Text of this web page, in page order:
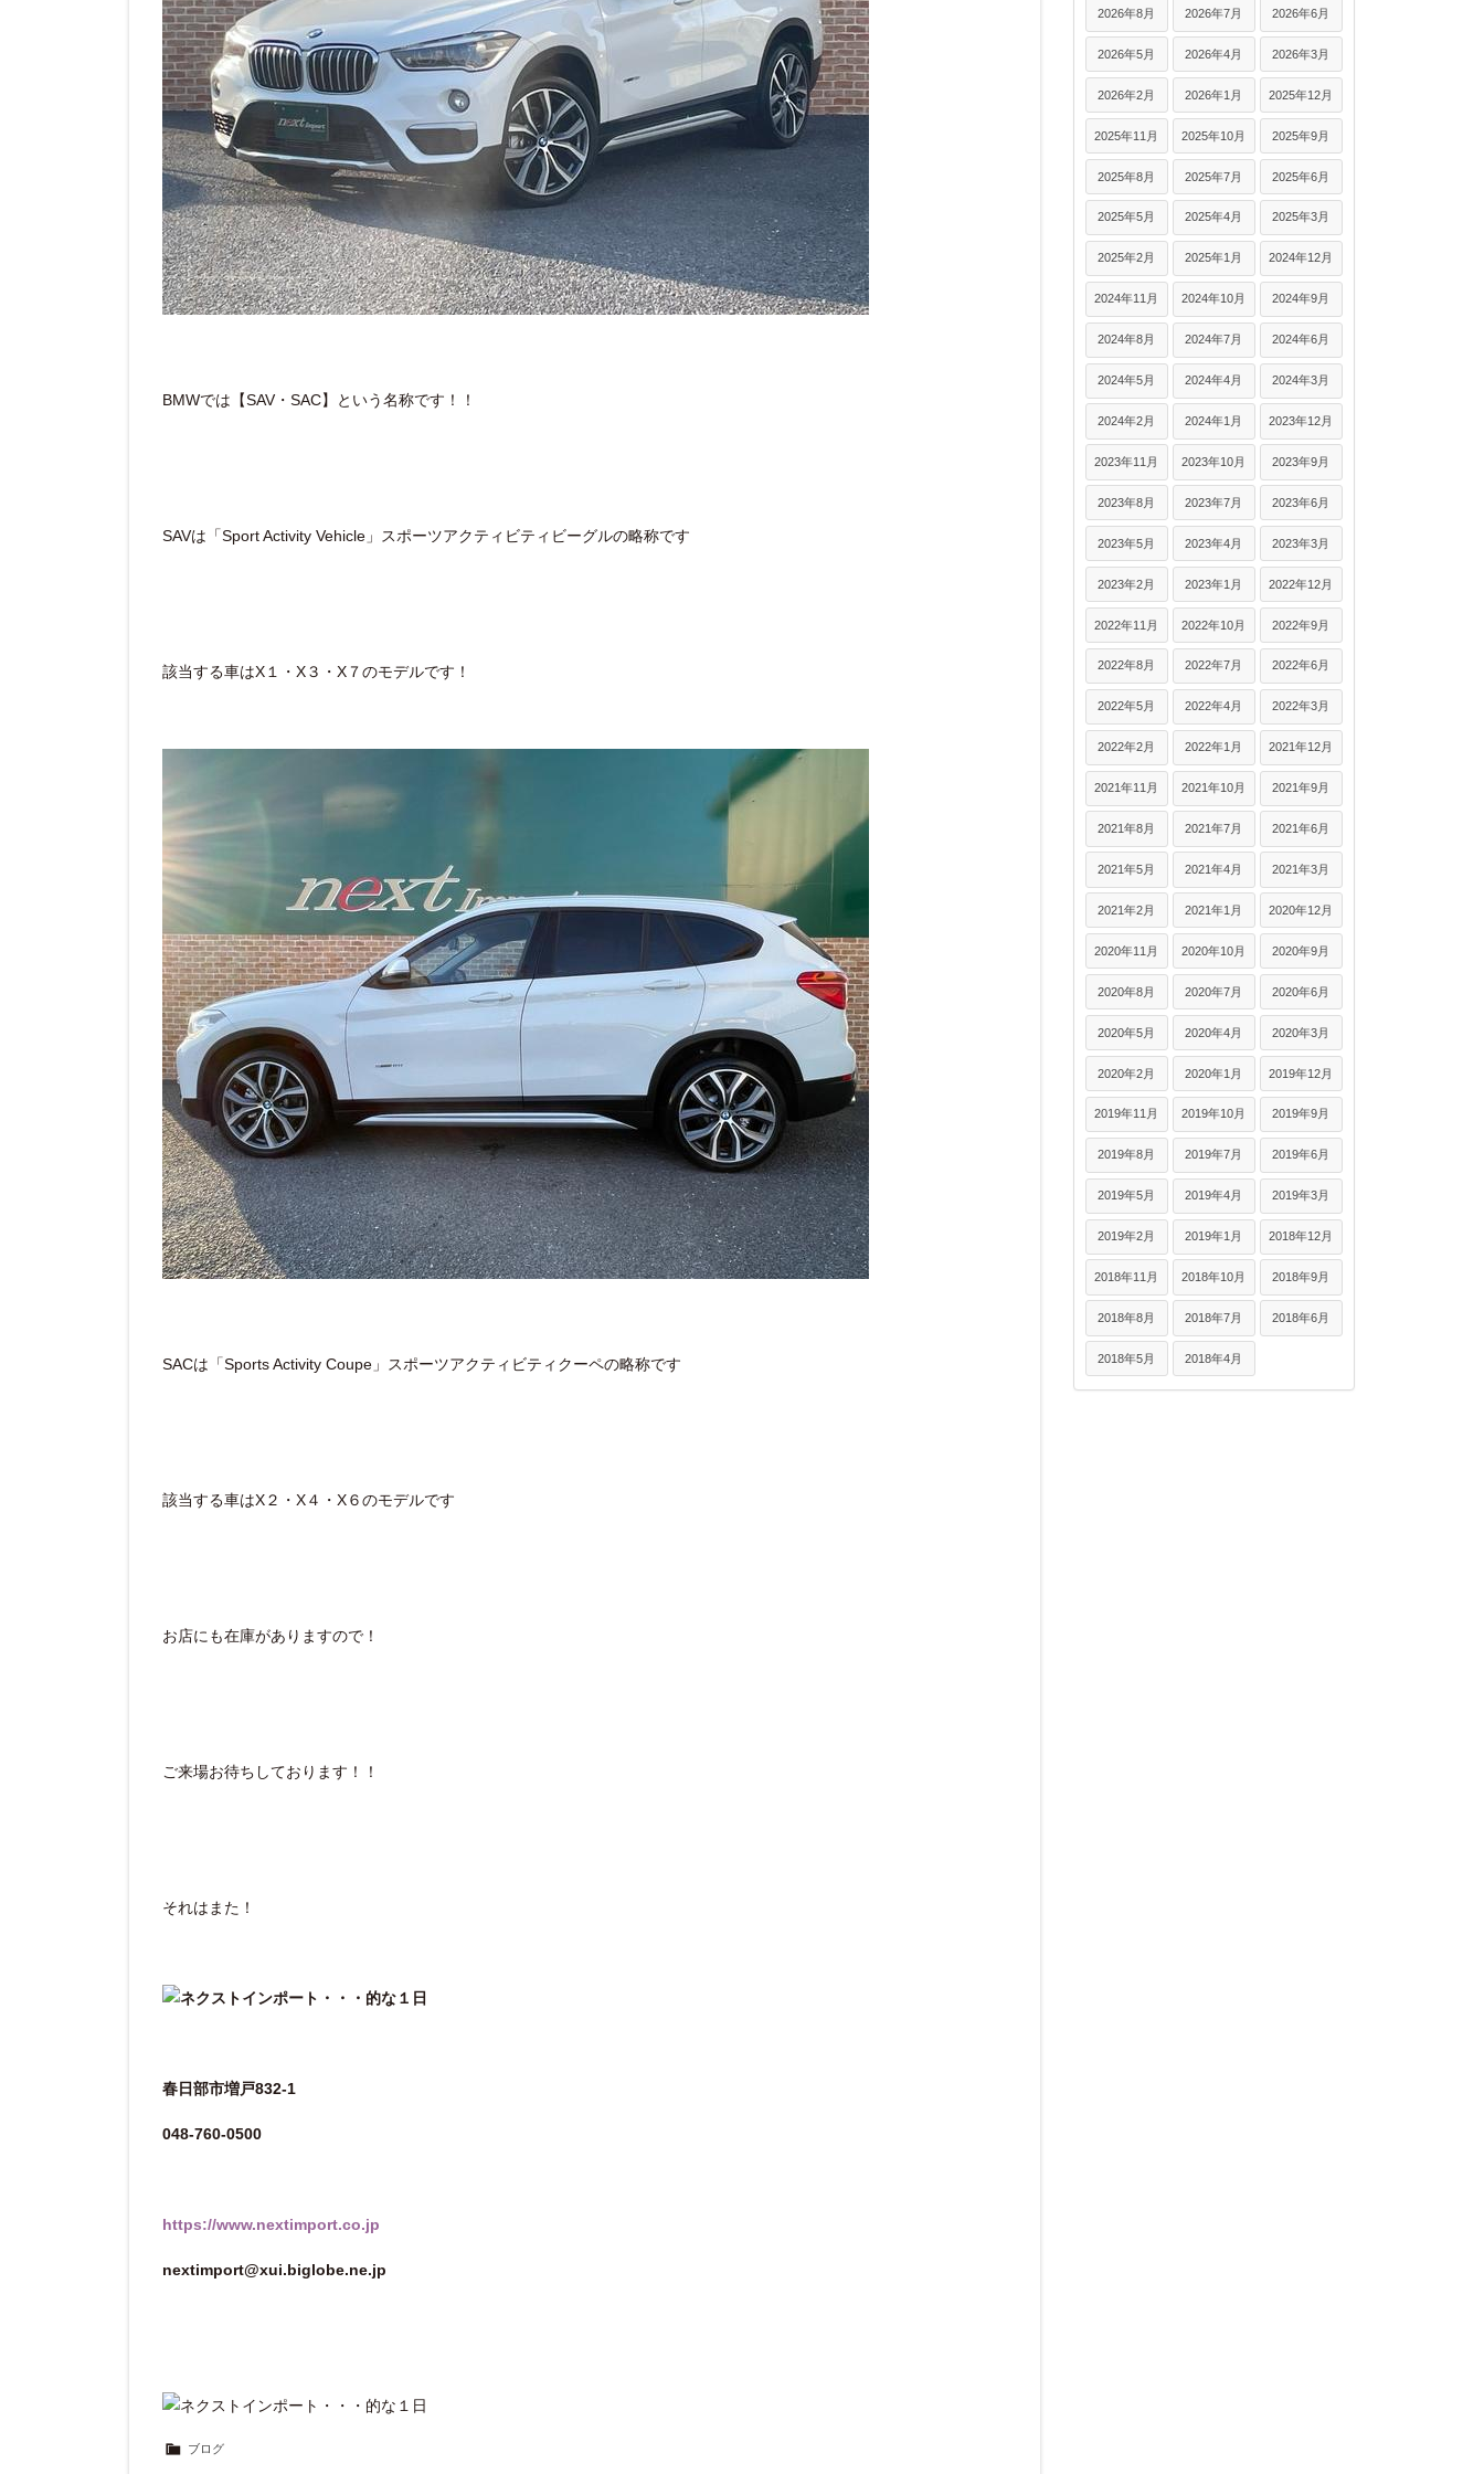
BMWでは【SAV・SAC】という名称です！！
SAVは「Sport Activity Vehicle」スポーツアクティビティビーグルの略称です
該当する車はX１・X３・X７のモデルです！
SACは「Sports Activity Coupe」スポーツアクティビティクーペの略称です
該当する車はX２・X４・X６のモデルです
お店にも在庫がありますので！
ご来場お待ちしております！！
それはまた！
春日部市増戸832-1
048-760-0500
https://www.nextimport.co.jp
nextimport@xui.biglobe.ne.jp
ブログ
2026年8月 2026年7月 2026年6月
2026年5月 2026年4月 2026年3月
2026年2月 2026年1月 2025年12月
2025年11月 2025年10月 2025年9月
2025年8月 2025年7月 2025年6月
2025年5月 2025年4月 2025年3月
2025年2月 2025年1月 2024年12月
2024年11月 2024年10月 2024年9月
2024年8月 2024年7月 2024年6月
2024年5月 2024年4月 2024年3月
2024年2月 2024年1月 2023年12月
2023年11月 2023年10月 2023年9月
2023年8月 2023年7月 2023年6月
2023年5月 2023年4月 2023年3月
2023年2月 2023年1月 2022年12月
2022年11月 2022年10月 2022年9月
2022年8月 2022年7月 2022年6月
2022年5月 2022年4月 2022年3月
2022年2月 2022年1月 2021年12月
2021年11月 2021年10月 2021年9月
2021年8月 2021年7月 2021年6月
2021年5月 2021年4月 2021年3月
2021年2月 2021年1月 2020年12月
2020年11月 2020年10月 2020年9月
2020年8月 2020年7月 2020年6月
2020年5月 2020年4月 2020年3月
2020年2月 2020年1月 2019年12月
2019年11月 2019年10月 2019年9月
2019年8月 2019年7月 2019年6月
2019年5月 2019年4月 2019年3月
2019年2月 2019年1月 2018年12月
2018年11月 2018年10月 2018年9月
2018年8月 2018年7月 2018年6月
2018年5月 2018年4月